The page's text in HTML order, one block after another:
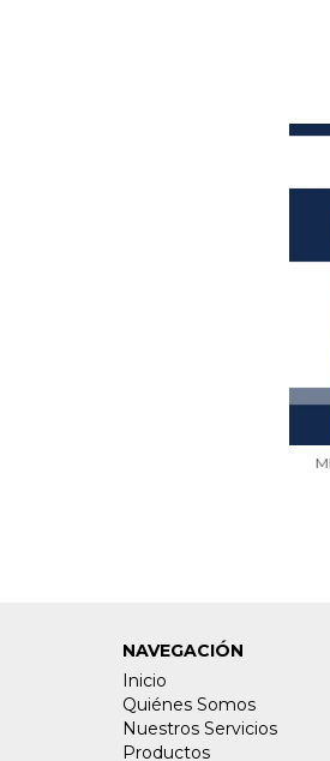
NAVEGACIÓN
Inicio
Quiénes Somos
Nuestros Servicios
Productos